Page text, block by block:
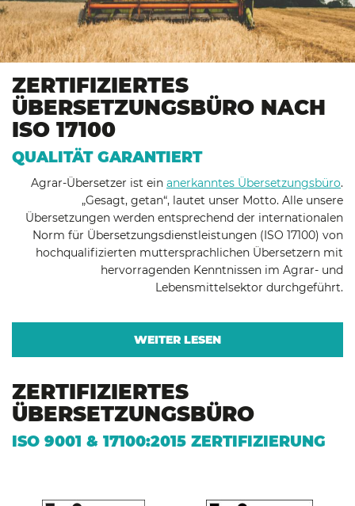
ZERTIFIZIERTES
ÜBERSETZUNGSBÜRO NACH
ISO 17100
QUALITÄT GARANTIERT
Agrar-Übersetzer ist ein anerkanntes Übersetzungsbüro.
„Gesagt, getan“, lautet unser Motto. Alle unsere
Übersetzungen werden entsprechend der internationalen
Norm für Übersetzungsdienstleistungen (ISO 17100) von
hochqualifizierten muttersprachlichen Übersetzern mit
hervorragenden Kenntnissen im Agrar- und
Lebensmittelsektor durchgeführt.
WEITER LESEN
ZERTIFIZIERTES
ÜBERSETZUNGSBÜRO
ISO 9001 & 17100:2015 ZERTIFIZIERUNG